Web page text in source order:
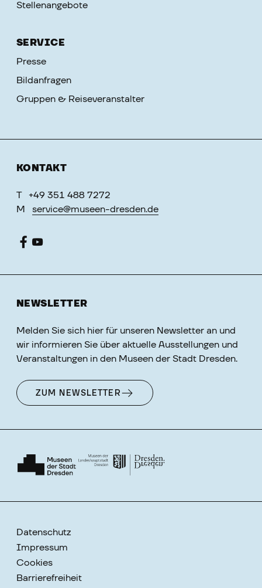
Stellenangebote
SERVICE
Presse
Bildanfragen
Gruppen & Reiseveranstalter
KONTAKT
T
+49 351 488 7272
M
service@museen-dresden.de
NEWSLETTER
Melden Sie sich hier für unseren Newsletter an und
wir informieren Sie über aktuelle Ausstellungen und
Veranstaltungen in den Museen der Stadt Dresden.
ZUM NEWSLETTER
Datenschutz
Impressum
Cookies
Barrierefreiheit